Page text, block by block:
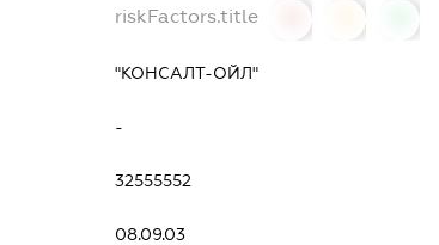
riskFactors.title
"КОНСАЛТ-ОЙЛ"
-
32555552
08.09.03